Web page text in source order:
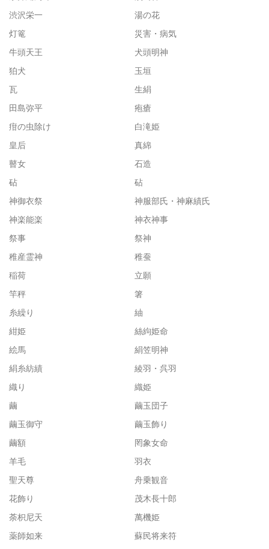
渋沢栄一
湯の花
灯篭
災害・病気
牛頭天王
犬頭明神
狛犬
玉垣
瓦
生絹
田島弥平
疱瘡
疳の虫除け
白滝姫
皇后
真綿
瞽女
石造
砧
砧
神御衣祭
神服部氏・神麻績氏
神楽能楽
神衣神事
祭事
祭神
稚産霊神
稚蚕
稲荷
立願
竿秤
箸
糸繰り
紬
紺姫
絲絇姫命
絵馬
絹笠明神
絹糸紡績
綾羽・呉羽
織り
織姫
繭
繭玉団子
繭玉御守
繭玉飾り
繭額
罔象女命
羊毛
羽衣
聖天尊
舟乗観音
花飾り
茂木長十郎
荼枳尼天
萬機姫
薬師如来
蘇民将来符